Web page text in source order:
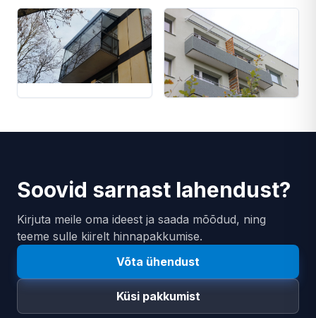
Soovid sarnast lahendust?
Kirjuta meile oma ideest ja saada mõõdud, ning
teeme sulle kiirelt hinnapakkumise.
Võta ühendust
Küsi pakkumist